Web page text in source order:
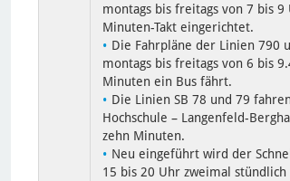
montags bis freitags von 7 bis
Minuten-Takt eingerichtet.
Die Fahrpläne der Linien 790
montags bis freitags von 6 bis
Minuten ein Bus fährt.
Die Linien SB 78 und 79
Hochschule – Langenfeld-
zehn Minuten.
Neu eingeführt wird der
15 bis 20 Uhr zweimal